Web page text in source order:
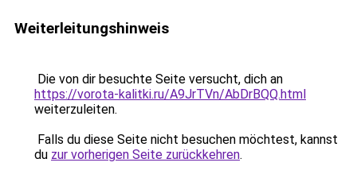
Weiterleitungshinweis
Die von dir besuchte Seite versucht, dich an
https://vorota-kalitki.ru/A9JrTVn/AbDrBQQ.html
weiterzuleiten.
Falls du diese Seite nicht besuchen möchtest, kannst
du zur vorherigen Seite zurückkehren.